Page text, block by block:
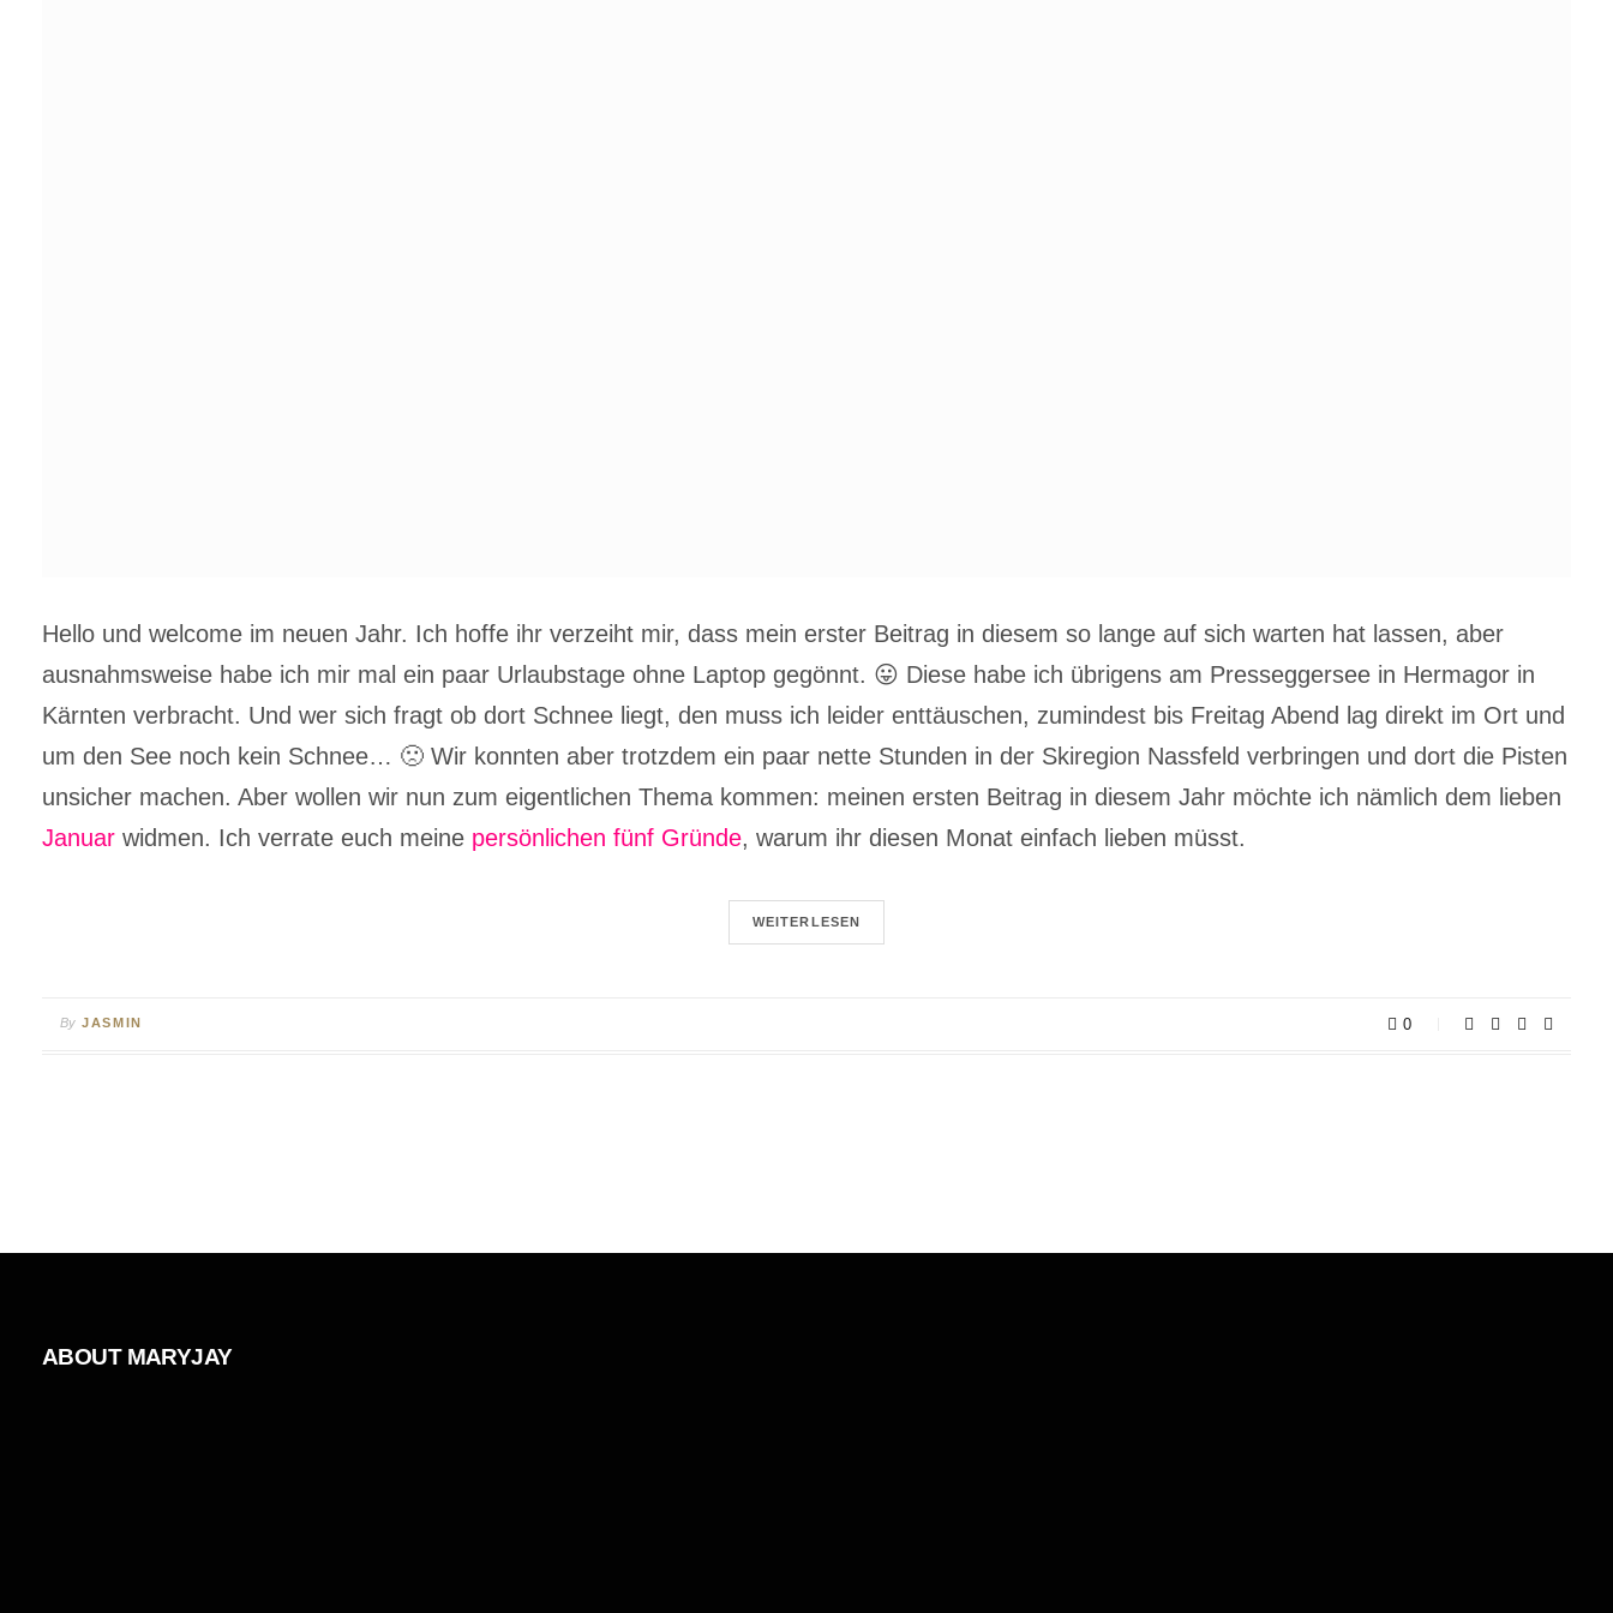
Hello und welcome im neuen Jahr. Ich hoffe ihr verzeiht mir, dass mein erster Beitrag in diesem so lange auf sich warten hat lassen, aber
ausnahmsweise habe ich mir mal ein paar Urlaubstage ohne Laptop gegönnt. 😛 Diese habe ich übrigens am Presseggersee in Hermagor in
Kärnten verbracht. Und wer sich fragt ob dort Schnee liegt, den muss ich leider enttäuschen, zumindest bis Freitag Abend lag direkt im Ort und
um den See noch kein Schnee… 🙁 Wir konnten aber trotzdem ein paar nette Stunden in der Skiregion Nassfeld verbringen und dort die Pisten
unsicher machen. Aber wollen wir nun zum eigentlichen Thema kommen: meinen ersten Beitrag in diesem Jahr möchte ich nämlich dem lieben
Januar widmen. Ich verrate euch meine persönlichen fünf Gründe, warum ihr diesen Monat einfach lieben müsst.
WEITERLESEN
By JASMIN 0
ABOUT MARYJAY